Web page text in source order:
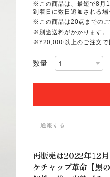
※この商品は、最短で8月
到着日に数日追加される場
※この商品は20点までのご
※別途送料がかかります。
※¥20,000以上のご注文で
数量
通報する
再販売は2022年12月
ケチャップ革命【黒